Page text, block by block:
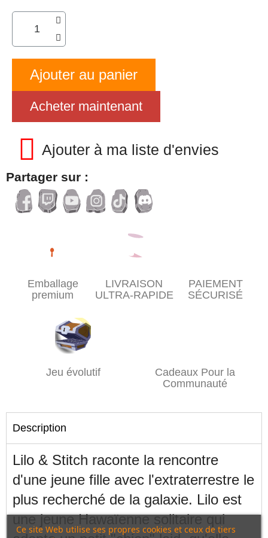
Ajouter au panier
Acheter maintenant
Ajouter à ma liste d'envies
Partager sur :
Emballage
premium
LIVRAISON
ULTRA-RAPIDE
PAIEMENT
SÉCURISÉ
Jeu évolutif
Cadeaux Pour la
Communauté
Description
Lilo & Stitch raconte la rencontre
d'une jeune fille avec l'extraterrestre le
plus recherché de la galaxie. Lilo est
une jeune Hawaïenne solitaire qui
Ce site Web utilise ses propres cookies et ceux de tiers